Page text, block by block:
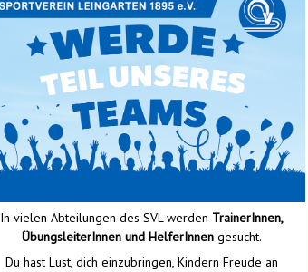
In vielen Abteilungen des SVL werden TrainerInnen,
ÜbungsleiterInnen und HelferInnengesucht.
Du hast Lust, dich einzubringen, Kindern Freude an